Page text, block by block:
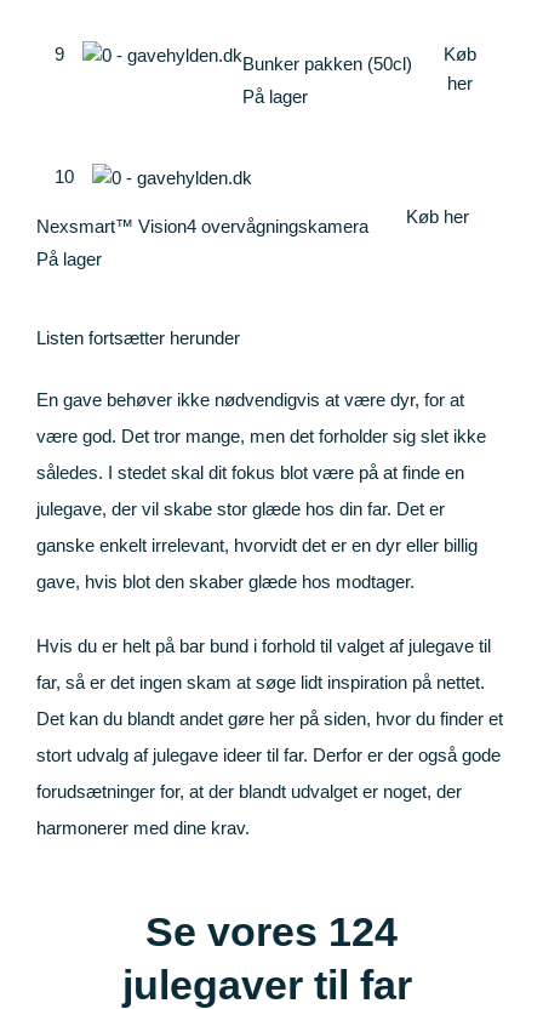
9
Bunker pakken (50cl)
På lager
Køb
her
10
Nexsmart™ Vision4 overvågningskamera
På lager
Køb her
Listen fortsætter herunder
En gave behøver ikke nødvendigvis at være dyr, for at
være god. Det tror mange, men det forholder sig slet ikke
således. I stedet skal dit fokus blot være på at finde en
julegave, der vil skabe stor glæde hos din far. Det er
ganske enkelt irrelevant, hvorvidt det er en dyr eller billig
gave, hvis blot den skaber glæde hos modtager.
Hvis du er helt på bar bund i forhold til valget af julegave til
far, så er det ingen skam at søge lidt inspiration på nettet.
Det kan du blandt andet gøre her på siden, hvor du finder et
stort udvalg af julegave ideer til far. Derfor er der også gode
forudsætninger for, at der blandt udvalget er noget, der
harmonerer med dine krav.
Se vores 124
julegaver til far